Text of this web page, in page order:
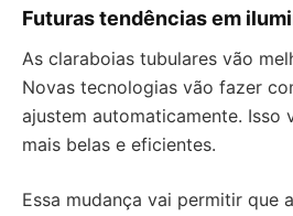
Futuras tendências em
As claraboias tubulares vão
Novas tecnologias vão fazer
ajustem automaticamente. Isso
mais belas e eficientes.
Essa mudança vai permitir que